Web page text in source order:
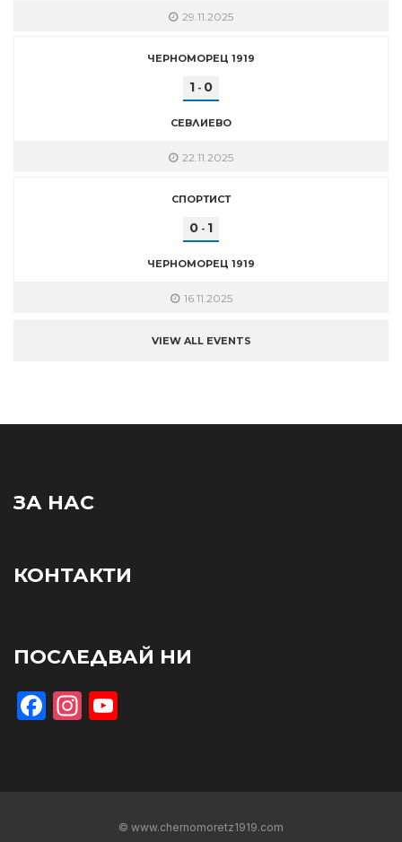
29.11.2025
ЧЕРНОМОРЕЦ 1919
1 - 0
СЕВЛИЕВО
22.11.2025
СПОРТИСТ
0 - 1
ЧЕРНОМОРЕЦ 1919
16.11.2025
VIEW ALL EVENTS
ЗА НАС
КОНТАКТИ
ПОСЛЕДВАЙ НИ
Facebook
Instagram
© www.chernomoretz1919.com